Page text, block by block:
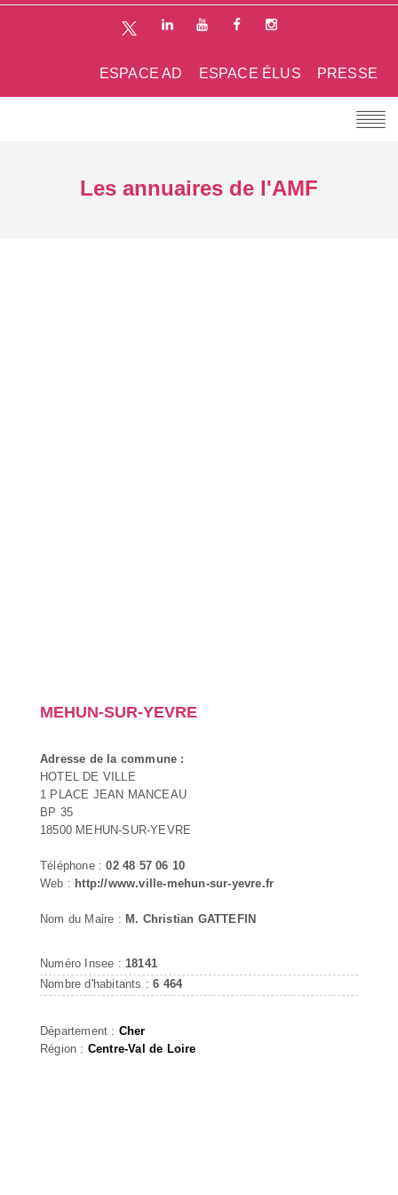
PRESSE
ESPACE ÉLUS
ESPACE AD
Les annuaires de l'AMF
MEHUN-SUR-YEVRE
Adresse de la commune :
HOTEL DE VILLE
1 PLACE JEAN MANCEAU
BP 35
18500 MEHUN-SUR-YEVRE
Téléphone :02 48 57 06 10
Web : http://www.ville-mehun-sur-yevre.fr
Nom du Maire : M. Christian GATTEFIN
Numéro Insee : 18141
Nombre d'habitants :6 464
Département : Cher
Région : Centre-Val de Loire